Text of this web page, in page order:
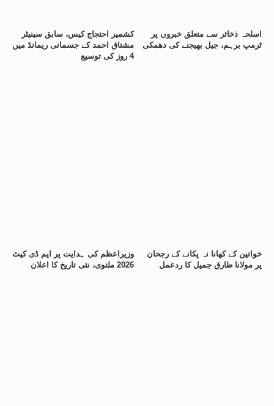
کشمیر احتجاج کیس، سابق سینیٹر
مشتاق احمد کے جسمانی ریمانڈ میں
4 روز کی توسیع
اسلحہ ذخائر سے متعلق خبروں پر
ٹرمپ برہم، جیل بھیجنے کی دھمکی
وزیراعظم کی ہدایت پر ایم ڈی کیٹ
2026 ملتوی، نئی تاریخ کا اعلان
خواتین کے کھانا نہ پکانے کے رجحان
پر مولانا طارق جمیل کا ردعمل